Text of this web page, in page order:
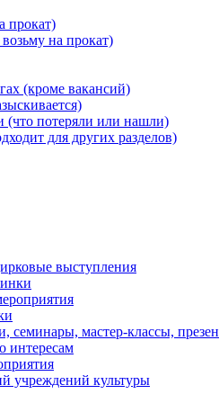
прокат)
на прокат)
(кроме вакансий)
(что потеряли или нашли)
для других разделов)
выступления
семинары, мастер-классы,
интересам
учреждений культуры